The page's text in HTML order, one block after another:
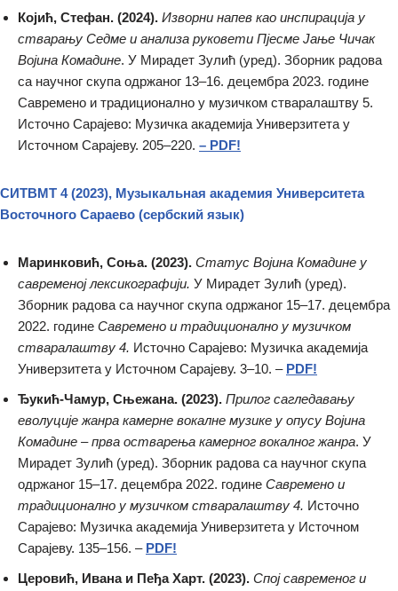
Којић, Стефан. (2024). Изворни напев као инспирација у
стварању Седме и анализа руковети Пјесме Јање Чичак
Војина Комадине. У Мирадет Зулић (уред). Зборник радова
са научног скупа одржаног 13–16. децембра 2023. године
Савремено и традиционално у музичком стваралаштву 5.
Источно Сарајево: Музичка академија Универзитета у
Источном Сарајеву. 205–220. – PDF!
СИТВМТ 4 (2023), Музыкальная академия Университета
Восточного Сараево (сербский язык)
Маринковић, Соња. (2023). Статус Војина Комадине у
савременој лексикографији. У Мирадет Зулић (уред).
Зборник радова са научног скупа одржаног 15–17. децембра
2022. године Савремено и традиционално у музичком
стваралаштву 4. Источно Сарајево: Музичка академија
Универзитета у Источном Сарајеву. 3–10. – PDF!
Ђукић-Чамур, Сњежана. (2023). Прилог сагледавању
еволуције жанра камерне вокалне музике у опусу Војина
Комадине – прва остварења камерног вокалног жанра. У
Мирадет Зулић (уред). Зборник радова са научног скупа
одржаног 15–17. децембра 2022. године Савремено и
традиционално у музичком стваралаштву 4. Источно
Сарајево: Музичка академија Универзитета у Источном
Сарајеву. 135–156. – PDF!
Церовић, Ивана и Пеђа Харт. (2023). Спој савременог и